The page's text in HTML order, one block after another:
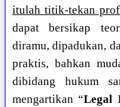
itulah titik-tekan
dapat bersikap
diramu, dipadukan,
praktis, bahkan
dibidang hukum
mengartikan “Legal